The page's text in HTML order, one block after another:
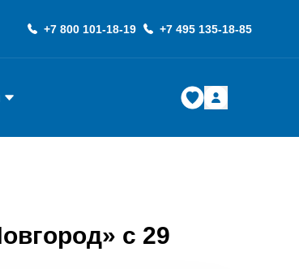
+7 800 101-18-19 +7 495 135-18-85
с 29